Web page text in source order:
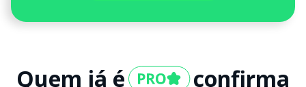
Quem já é confirma